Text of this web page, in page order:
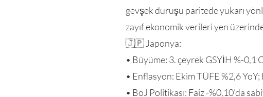
gevşek duruşu paritede yukarı
zayıf ekonomik verileri yen
🇯🇵 Japonya:
• Büyüme: 3. çeyrek GSYİH %-0,1
• Enflasyon: Ekim TÜFE %2,6
• BoJ Politikası: Faiz -%0,10’da